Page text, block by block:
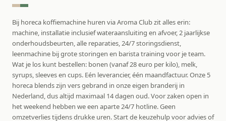
Bij horeca koffiemachine huren via Aroma Club zit alles erin:
machine, installatie inclusief wateraansluiting en afvoer, 2 jaarlijkse
onderhoudsbeurten, alle reparaties, 24/7 storingsdienst,
leenmachine bij grote storingen en barista training voor je team.
Wat je los kunt bestellen: bonen (vanaf 28 euro per kilo), melk,
syrups, sleeves en cups. Eén leverancier, één maandfactuur. Onze 5
horeca blends zijn vers gebrand in onze eigen branderij in
Nederland, dus altijd maximaal 14 dagen oud. Voor zaken open in
het weekend hebben we een aparte 24/7 hotline. Geen
omzetverlies tijdens drukke uren. Start de keuzehulp voor advies of